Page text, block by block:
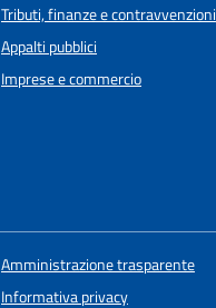
Tributi, finanze e contravvenzioni
Appalti pubblici
Imprese e commercio
Amministrazione trasparente
Informativa privacy